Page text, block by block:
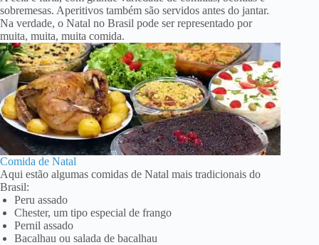
sobremesas. Aperitivos também são servidos antes do jantar.
Na verdade, o Natal no Brasil pode ser representado por
muita, muita, muita comida.
Comida de Natal
Aqui estão algumas comidas de Natal mais tradicionais do
Brasil:
Peru assado
Chester, um tipo especial de frango
Pernil assado
Bacalhau ou salada de bacalhau